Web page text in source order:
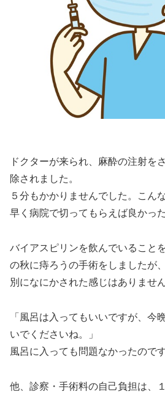
ドクターが来られ、麻酔の注射を
除されました。
５分もかかりませんでした。こん
早く病院で切ってもらえば良かっ
バイアスピリンを飲んでいること
の秋に痔ろうの手術をしましたが
別になにかされた感じはありません
「風呂は入ってもいいですが、今
いでくださいね。」
風呂に入っても問題なかったのです
他、診察・手術料の自己負担は、